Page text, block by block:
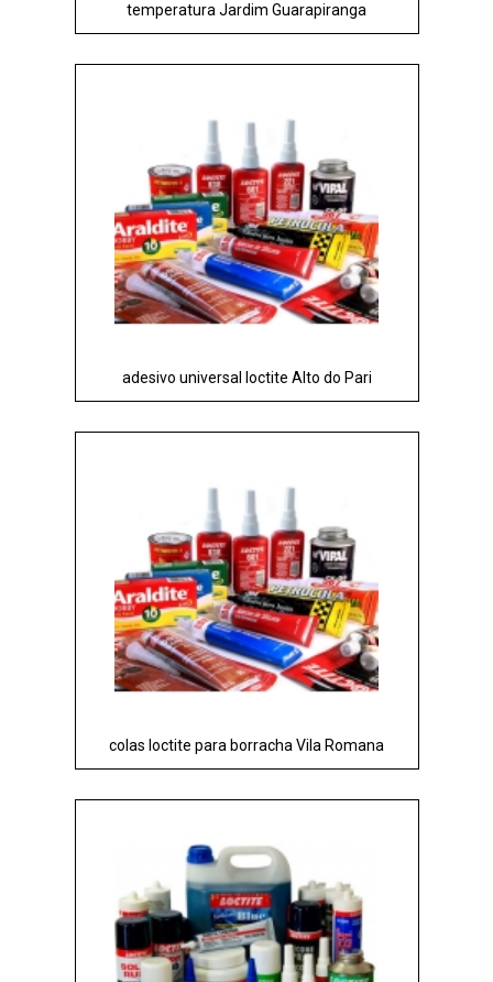
temperatura Jardim Guarapiranga
adesivo universal loctite Alto do Pari
colas loctite para borracha Vila Romana